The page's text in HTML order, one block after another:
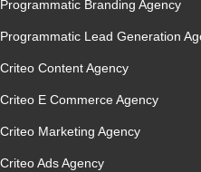
Programmatic Branding Agency
Programmatic Lead Generation
Criteo Content Agency
Criteo E Commerce Agency
Criteo Marketing Agency
Criteo Ads Agency